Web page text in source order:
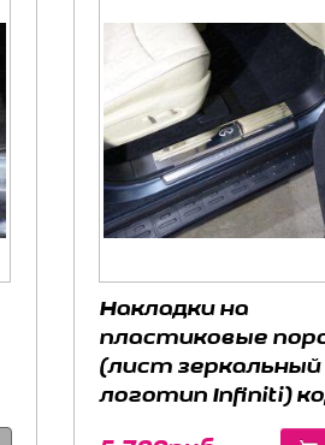
Накладки на
пластиковые
(лист зеркальный
логотип Infiniti)
INFQX6016-07 для